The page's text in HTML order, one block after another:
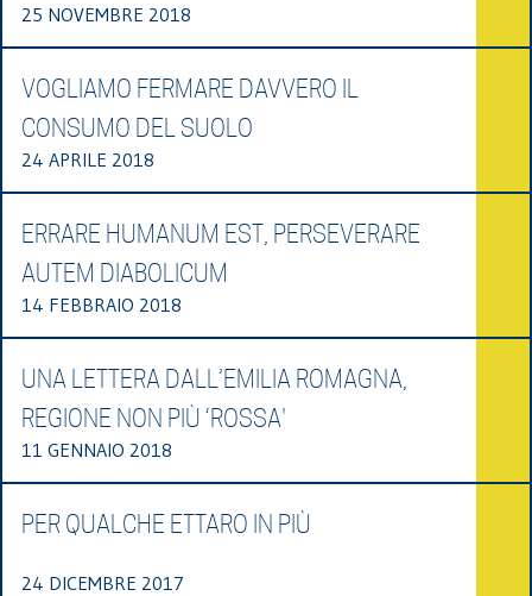
25 NOVEMBRE 2018
VOGLIAMO FERMARE DAVVERO IL
CONSUMO DEL SUOLO
24 APRILE 2018
ERRARE HUMANUM EST, PERSEVERARE
AUTEM DIABOLICUM
14 FEBBRAIO 2018
UNA LETTERA DALL’EMILIA ROMAGNA,
REGIONE NON PIÙ ‘ROSSA'
11 GENNAIO 2018
PER QUALCHE ETTARO IN PIÙ
24 DICEMBRE 2017